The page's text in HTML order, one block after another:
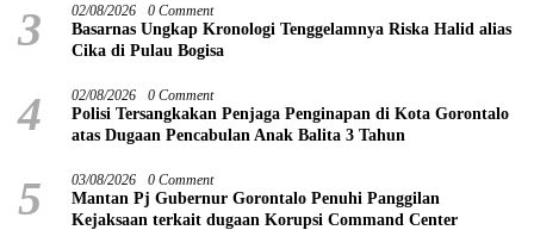
3 02/08/2026 0 Comment
Basarnas Ungkap Kronologi Tenggelamnya Riska Halid alias
Cika di Pulau Bogisa
4 02/08/2026 0 Comment
Polisi Tersangkakan Penjaga Penginapan di Kota Gorontalo
atas Dugaan Pencabulan Anak Balita 3 Tahun
5 03/08/2026 0 Comment
Mantan Pj Gubernur Gorontalo Penuhi Panggilan
Kejaksaan terkait dugaan Korupsi Command Center